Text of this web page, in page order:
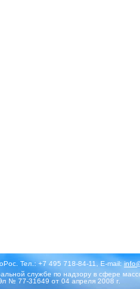
Тел.: +7 495 718-84-11, E-mail:
службе по надзору в сфере
№ 77-31649 от 04 апреля 2008 г.